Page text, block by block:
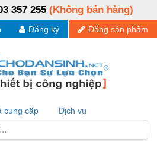
357 255 (Không bán hàng)
Đăng sản phẩm
Đăng ký
cung cấp Dịch vụ